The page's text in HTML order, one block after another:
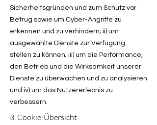
Sicherheitsgründen und zum Schutz vor
Betrug sowie um Cyber-Angriffe zu
erkennen und zu verhindern; ii) um
ausgewählte Dienste zur Verfügung
stellen zu können; iii) um die Performance,
den Betrieb und die Wirksamkeit unserer
Dienste zu überwachen und zu analysieren
und iv) um das Nutzererlebnis zu
verbessern.
3. Cookie-Übersicht: